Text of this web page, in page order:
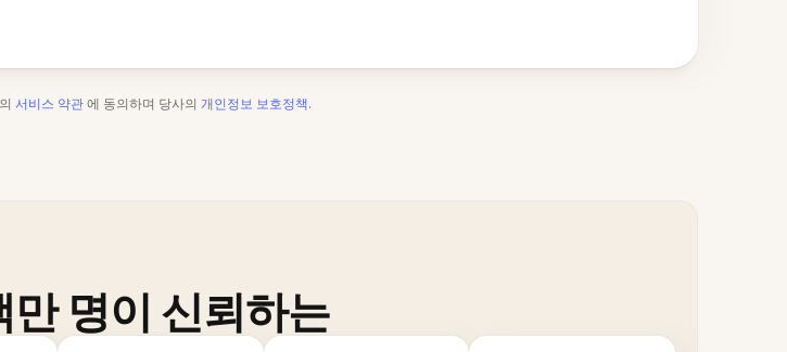
서비스 약관 에 동의하며 당사의 개인정보 보호정책.
만 명이 신뢰하는